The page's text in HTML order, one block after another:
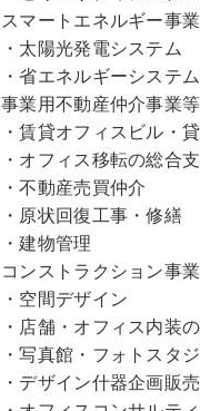
スマートエネルギー事業
・太陽光発電システム
・省エネルギーシステ
事業用不動産仲介事業等
・賃貸オフィスビル・
・オフィス移転の総合
・不動産売買仲介
・原状回復工事・修繕
・建物管理
コンストラクション事業
・空間デザイン
・店舗・オフィス内装
・写真館・フォトスタ
・デザイン什器企画販